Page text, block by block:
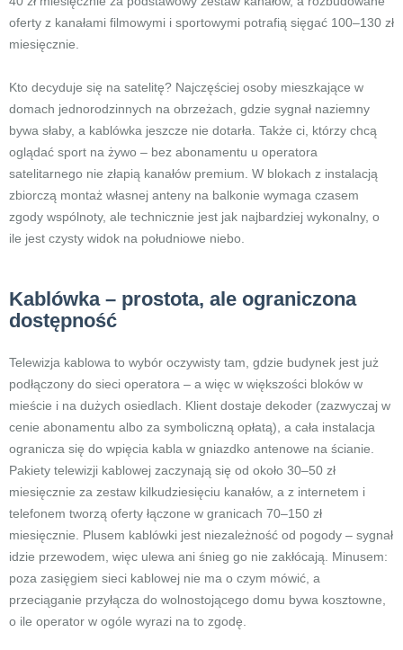
oferty z kanałami filmowymi i sportowymi potrafią sięgać 100–130 zł
miesięcznie.
Kto decyduje się na satelitę? Najczęściej osoby mieszkające w
domach jednorodzinnych na obrzeżach, gdzie sygnał naziemny
bywa słaby, a kablówka jeszcze nie dotarła. Także ci, którzy chcą
oglądać sport na żywo – bez abonamentu u operatora
satelitarnego nie złapią kanałów premium. W blokach z instalacją
zbiorczą montaż własnej anteny na balkonie wymaga czasem
zgody wspólnoty, ale technicznie jest jak najbardziej wykonalny, o
ile jest czysty widok na południowe niebo.
Kablówka – prostota, ale ograniczona
dostępność
Telewizja kablowa to wybór oczywisty tam, gdzie budynek jest już
podłączony do sieci operatora – a więc w większości bloków w
mieście i na dużych osiedlach. Klient dostaje dekoder (zazwyczaj w
cenie abonamentu albo za symboliczną opłatą), a cała instalacja
ogranicza się do wpięcia kabla w gniazdko antenowe na ścianie.
Pakiety telewizji kablowej zaczynają się od około 30–50 zł
miesięcznie za zestaw kilkudziesięciu kanałów, a z internetem i
telefonem tworzą oferty łączone w granicach 70–150 zł
miesięcznie. Plusem kablówki jest niezależność od pogody – sygnał
idzie przewodem, więc ulewa ani śnieg go nie zakłócają. Minusem:
poza zasięgiem sieci kablowej nie ma o czym mówić, a
przeciąganie przyłącza do wolnostojącego domu bywa kosztowne,
o ile operator w ogóle wyrazi na to zgodę.